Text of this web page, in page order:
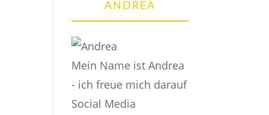
ANDREA
Mein Name ist Andrea
- ich freue mich darauf
Social Media